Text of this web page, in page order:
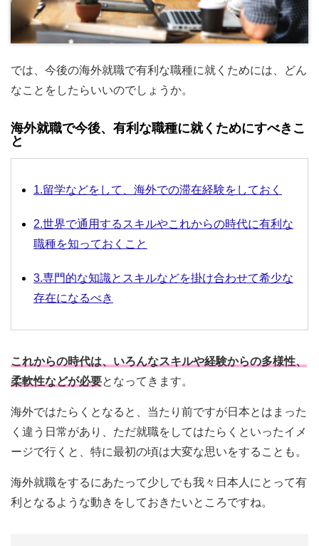
では、今後の海外就職で有利な職種に就くためには、どん
なことをしたらいいのでしょうか。
海外就職で今後、有利な職種に就くためにすべきこ
と
1.留学などをして、海外での滞在経験をしておく
2.世界で通用するスキルやこれからの時代に有利な
職種を知っておくこと
3.専門的な知識とスキルなどを掛け合わせて希少な
存在になるべき
これからの時代は、いろんなスキルや経験からの多様性、
柔軟性などが必要となってきます。
海外ではたらくとなると、当たり前ですが日本とはまった
く違う日常があり、ただ就職をしてはたらくといったイメ
ージで行くと、特に最初の頃は大変な思いをすることも。
海外就職をするにあたって少しでも我々日本人にとって有
利となるような動きをしておきたいところですね。